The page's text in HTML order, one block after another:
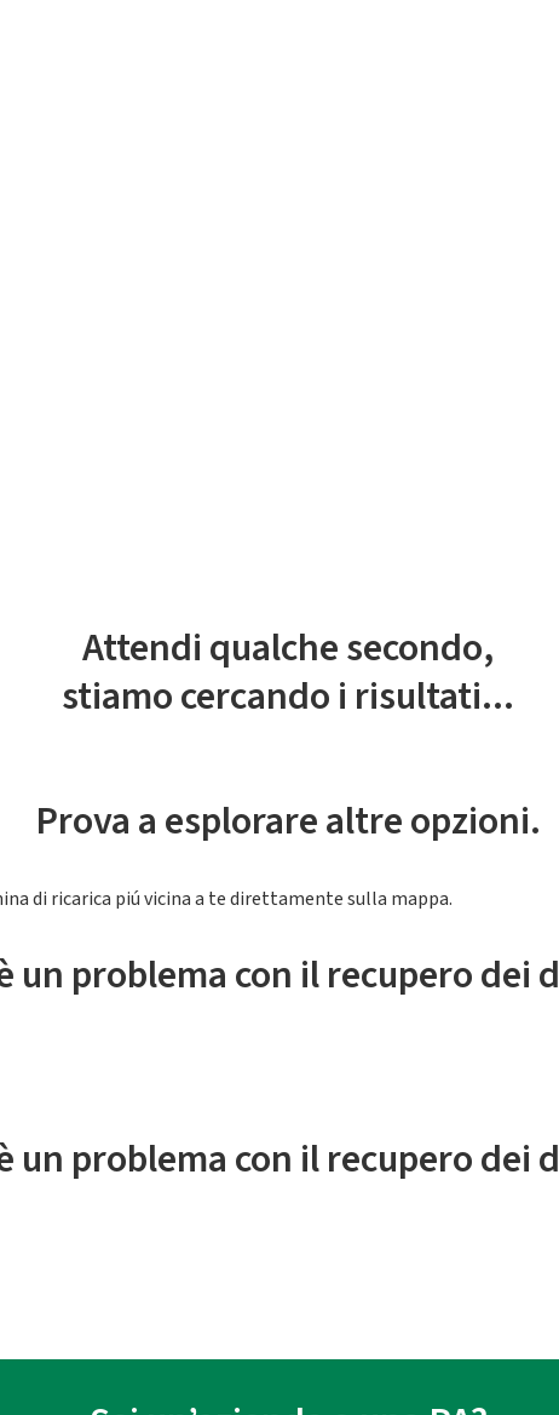
Attendi qualche secondo,
stiamo cercando i risultati...
Prova a esplorare altre opzioni.
di ricarica piú vicina a te direttamente sulla mappa.
un problema con il recupero dei
un problema con il recupero dei